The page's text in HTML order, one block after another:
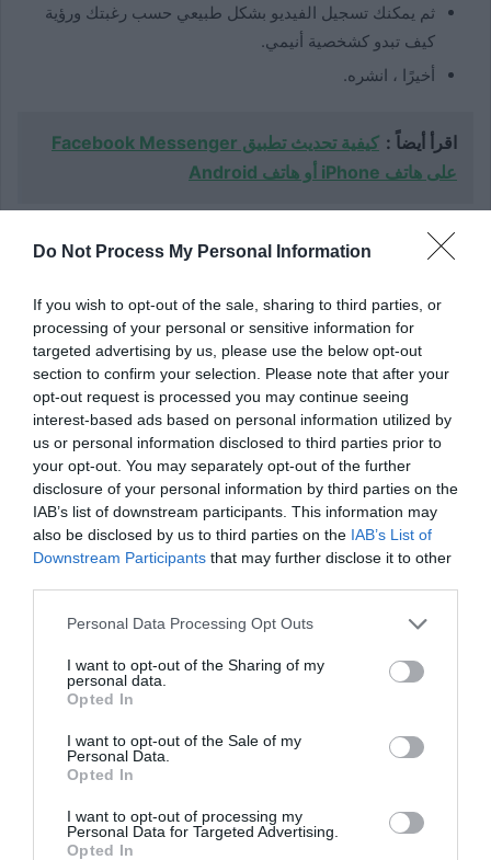
Do Not Process My Personal Information
If you wish to opt-out of the sale, sharing to third parties, or
processing of your personal or sensitive information for
targeted advertising by us, please use the below opt-out
section to confirm your selection. Please note that after your
opt-out request is processed you may continue seeing
interest-based ads based on personal information utilized by
us or personal information disclosed to third parties prior to
your opt-out. You may separately opt-out of the further
disclosure of your personal information by third parties on the
IAB’s list of downstream participants. This information may
also be disclosed by us to third parties on the IAB’s List of
Downstream Participants that may further disclose it to other
Personal Data Processing Opt Outs
I want to opt-out of the Sharing of my
personal data.
Opted In
I want to opt-out of the Sale of my
Personal Data.
Opted In
I want to opt-out of processing my
Personal Data for Targeted Advertising.
Opted In
ثم يمكنك تسجيل الفيديو بشكل طبيعي حسب رغبتك ورؤية
كيف تبدو كشخصية أنيمي.
أخيرًا ، انشره.
اقرأ أيضاً :
كيفية تحديث تطبيق Facebook Messenger
على هاتف iPhone أو هاتف Android
من هاتفك الخلوي الذي يعمل بنظام
TikTok هو تطبيق له نفس نظام التشغيل على كل من الأجهزة التي
تستخدم Android وتلك التي لديها IOS ، لذلك ، عند عرض المحتوى
أو إنشاء مقاطع فيديو TikTok ، ستكون الإجراءات نفسها في كل
شيء. ما قد يختلف قليلاً هو جودة دقة الفيديو والسرعة التي يعمل
بها التطبيق ، في هذه الحالة يمكن أن يعمل iPhone بشكل أفضل
قليلاً مقارنة بالأجهزة الأخرى.
لماذا لا يسمح لك TikTok بخيار أن
تصبح شخصية مانجا؟